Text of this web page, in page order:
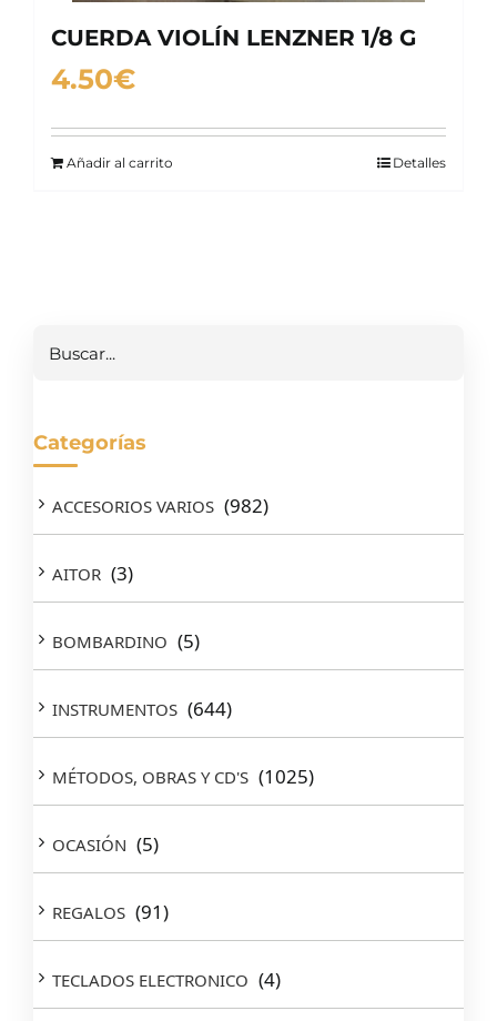
CUERDA VIOLÍN LENZNER 1/8 G
4.50€
Añadir al carrito Detalles
Categorías
ACCESORIOS VARIOS (982)
AITOR (3)
BOMBARDINO (5)
INSTRUMENTOS (644)
MÉTODOS, OBRAS Y CD'S (1025)
OCASIÓN (5)
REGALOS (91)
TECLADOS ELECTRONICO (4)